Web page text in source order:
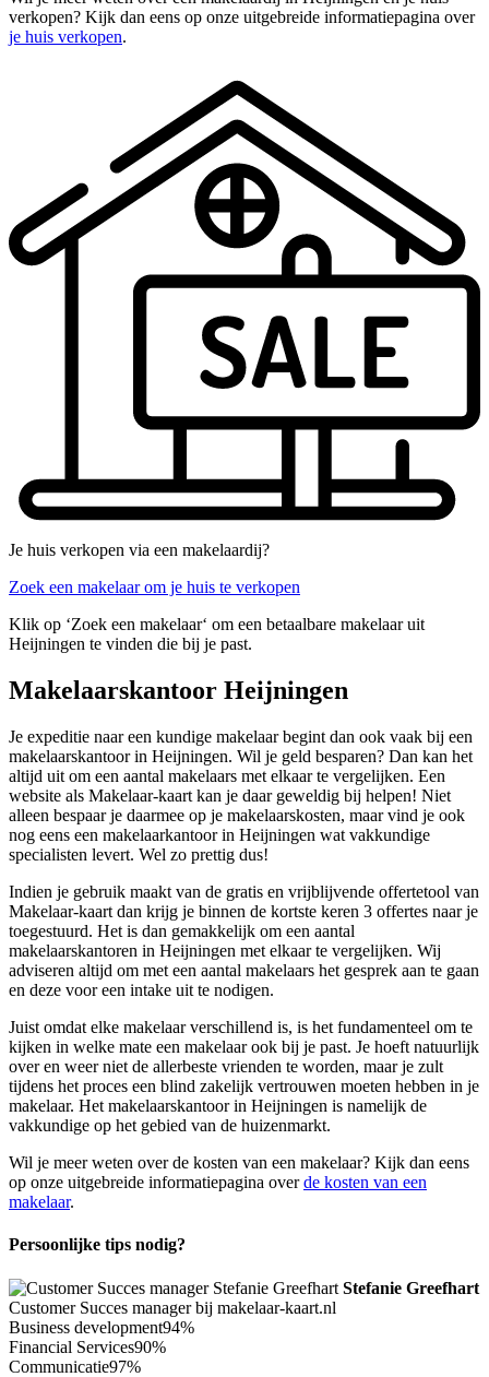
verkopen? Kijk dan eens op onze uitgebreide informatiepagina over
je huis verkopen.
Je huis verkopen via een makelaardij?
Zoek een makelaar om je huis te verkopen
Klik op ‘Zoek een makelaar‘ om een betaalbare makelaar uit
Heijningen te vinden die bij je past.
Makelaarskantoor Heijningen
Je expeditie naar een kundige makelaar begint dan ook vaak bij een
makelaarskantoor in Heijningen. Wil je geld besparen? Dan kan het
altijd uit om een aantal makelaars met elkaar te vergelijken. Een
website als Makelaar-kaart kan je daar geweldig bij helpen! Niet
alleen bespaar je daarmee op je makelaarskosten, maar vind je ook
nog eens een makelaarkantoor in Heijningen wat vakkundige
specialisten levert. Wel zo prettig dus!
Indien je gebruik maakt van de gratis en vrijblijvende offertetool van
Makelaar-kaart dan krijg je binnen de kortste keren 3 offertes naar je
toegestuurd. Het is dan gemakkelijk om een aantal
makelaarskantoren in Heijningen met elkaar te vergelijken. Wij
adviseren altijd om met een aantal makelaars het gesprek aan te gaan
en deze voor een intake uit te nodigen.
Juist omdat elke makelaar verschillend is, is het fundamenteel om te
kijken in welke mate een makelaar ook bij je past. Je hoeft natuurlijk
over en weer niet de allerbeste vrienden te worden, maar je zult
tijdens het proces een blind zakelijk vertrouwen moeten hebben in je
makelaar. Het makelaarskantoor in Heijningen is namelijk de
vakkundige op het gebied van de huizenmarkt.
Wil je meer weten over de kosten van een makelaar? Kijk dan eens
op onze uitgebreide informatiepagina overde kosten van een
makelaar.
Persoonlijke tips nodig?
Stefanie Greefhart
Customer Succes manager bij makelaar-kaart.nl
Business development94%
Financial Services90%
Communicatie97%